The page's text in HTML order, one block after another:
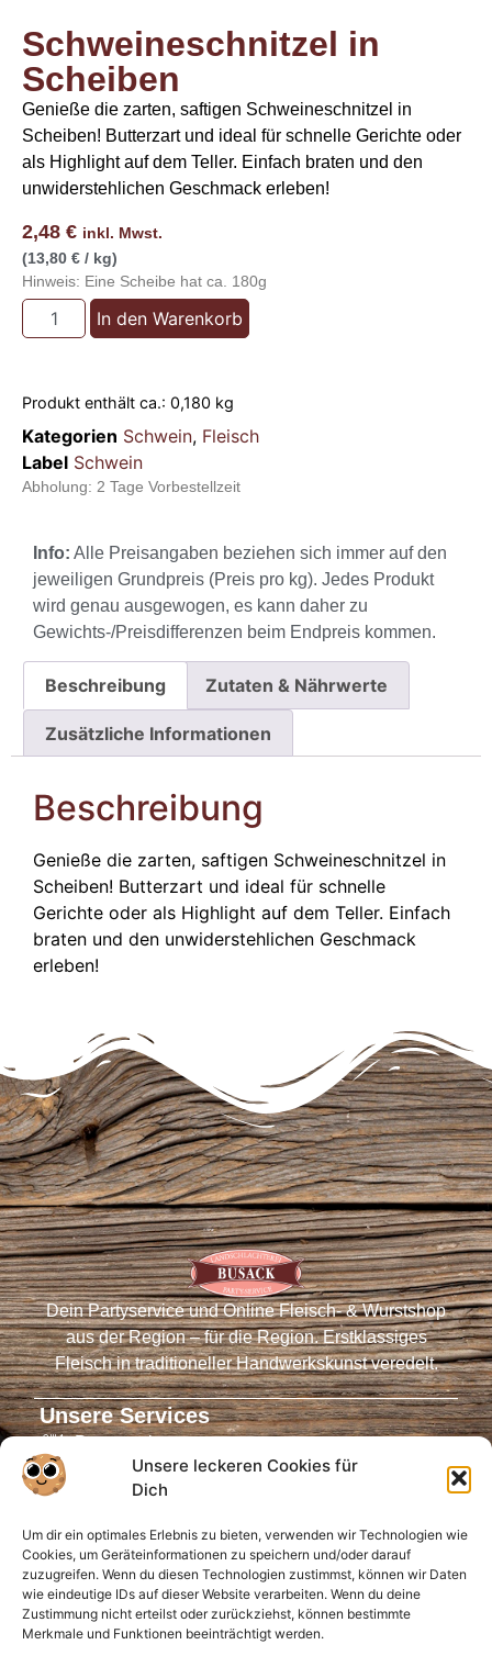
Unsere leckeren Cookies für
Dich
Um dir ein optimales Erlebnis zu bieten, verwenden wir Technologien wie
Cookies, um Geräteinformationen zu speichern und/oder darauf
zuzugreifen. Wenn du diesen Technologien zustimmst, können wir Daten
wie eindeutige IDs auf dieser Website verarbeiten. Wenn du deine
Zustimmung nicht erteilst oder zurückziehst, können bestimmte
Merkmale und Funktionen beeinträchtigt werden.
Schweineschnitzel in
Scheiben
Genieße die zarten, saftigen Schweineschnitzel in
Scheiben! Butterzart und ideal für schnelle Gerichte oder
als Highlight auf dem Teller. Einfach braten und den
unwiderstehlichen Geschmack erleben!
2,48 € inkl. Mwst.
(13,80 € / kg)
Hinweis: Eine Scheibe hat ca. 180g
In den Warenkorb
Produkt enthält ca.: 0,180 kg
Kategorien Schwein, Fleisch
Label Schwein
Abholung: 2 Tage Vorbestellzeit
Info: Alle Preisangaben beziehen sich immer auf den
jeweiligen Grundpreis (Preis pro kg). Jedes Produkt
wird genau ausgewogen, es kann daher zu
Gewichts-/Preisdifferenzen beim Endpreis kommen.
Beschreibung Zutaten & Nährwerte
Zusätzliche Informationen
Beschreibung
Genieße die zarten, saftigen Schweineschnitzel in
Scheiben! Butterzart und ideal für schnelle
Gerichte oder als Highlight auf dem Teller. Einfach
braten und den unwiderstehlichen Geschmack
erleben!
Dein Partyservice und Online Fleisch- & Wurstshop
aus der Region – für die Region. Erstklassiges
Fleisch in traditioneller Handwerkskunst veredelt.
Unsere Services
Partyservice
Fleischautomaten
Virtueller Tresen
Öffnungszeiten
Infos für Dich
Anfahrt